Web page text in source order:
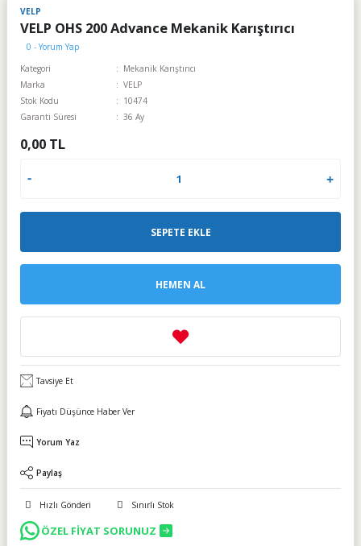
VELP
VELP OHS 200 Advance Mekanik Karıştırıcı
0 - Yorum Yap
Kategori
Mekanik Karıştırıcı
Marka
VELP
Stok Kodu
10474
Garanti Süresi
36 Ay
0,00 TL
SEPETE EKLE
HEMEN AL
Tavsiye Et
Fiyatı Düşünce Haber Ver
Yorum Yaz
Paylaş
Hızlı Gönderi Sınırlı Stok
ÖZEL FİYAT SORUNUZ